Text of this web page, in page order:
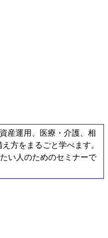
産運用、医療・介護、相
方をまるごと学べます。
い人のためのセミナーで